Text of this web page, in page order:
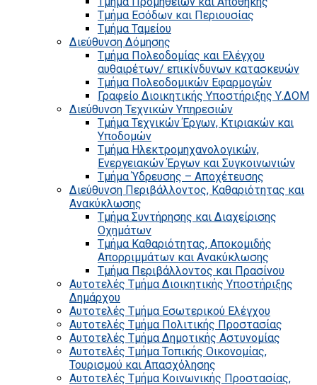
Τμήμα Εσόδων και Περιουσίας
Τμήμα Ταμείου
Διεύθυνση Δόμησης
Τμήμα Πολεοδομίας και Ελέγχου
αυθαιρέτων/ επικίνδυνων κατασκευών
Τμήμα Πολεοδομικών Εφαρμογών
Γραφείο Διοικητικής Υποστήριξης Υ.ΔΟΜ
Διεύθυνση Τεχνικών Υπηρεσιών
Τμήμα Τεχνικών Έργων, Κτιριακών και
Υποδομών
Τμήμα Ηλεκτρομηχανολογικών,
Ενεργειακών Έργων και Συγκοινωνιών
Τμήμα Ύδρευσης – Αποχέτευσης
Διεύθυνση Περιβάλλοντος, Καθαριότητας και
Ανακύκλωσης
Τμήμα Συντήρησης και Διαχείρισης
Οχημάτων
Τμήμα Καθαριότητας, Αποκομιδής
Απορριμμάτων και Ανακύκλωσης
Τμήμα Περιβάλλοντος και Πρασίνου
Αυτοτελές Τμήμα Διοικητικής Υποστήριξης
Δημάρχου
Αυτοτελές Τμήμα Εσωτερικού Ελέγχου
Αυτοτελές Τμήμα Πολιτικής Προστασίας
Αυτοτελές Τμήμα Δημοτικής Αστυνομίας
Αυτοτελές Τμήμα Τοπικής Οικονομίας,
Τουρισμού και Απασχόλησης
Αυτοτελές Τμήμα Κοινωνικής Προστασίας,